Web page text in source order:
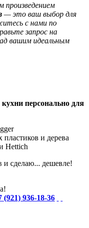
— это ваш выбор для
с нами по
запрос на
вашим идеальным
персонально для
и дерева
Hettich
и сделаю... дешевле!
(921) 936-18-36